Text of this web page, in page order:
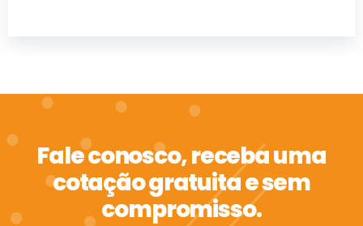
Fale conosco, receba uma
cotação gratuita e sem
compromisso.